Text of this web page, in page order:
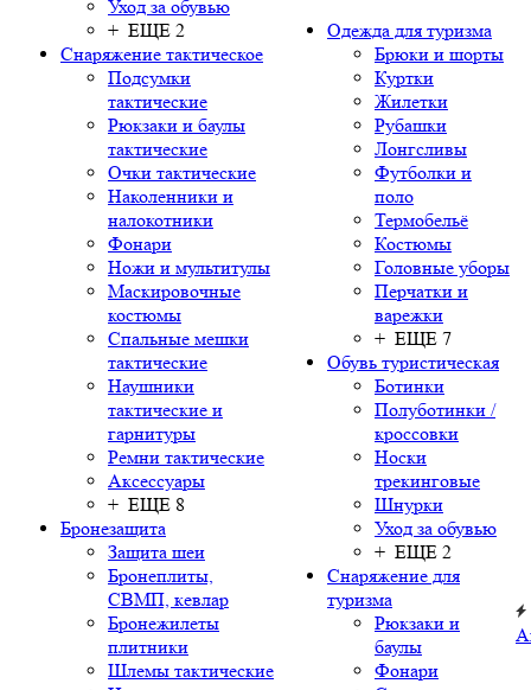
Уход за обувью
+ ЕЩЕ 2
Снаряжение тактическое
Подсумки
тактические
Рюкзаки и баулы
тактические
Очки тактические
Наколенники и
налокотники
Фонари
Ножи и мультитулы
Маскировочные
костюмы
Спальные мешки
тактические
Наушники
тактические и
гарнитуры
Ремни тактические
Аксессуары
+ ЕЩЕ 8
Бронезащита
Защита шеи
Бронеплиты,
СВМП, кевлар
Бронежилеты
плитники
Шлемы тактические
Одежда для туризма
Брюки и шорты
Куртки
Жилетки
Рубашки
Лонгсливы
Футболки и
поло
Термобельё
Костюмы
Головные уборы
Перчатки и
варежки
+ ЕЩЕ 7
Обувь туристическая
Ботинки
Полуботинки /
кроссовки
Носки
трекинговые
Шнурки
Уход за обувью
+ ЕЩЕ 2
Снаряжение для
туризма
Рюкзаки и
баулы
Фонари